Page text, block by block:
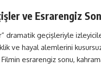
ve Esrarengiz Son
dramatik geçişleriyle
ve hayal alemlerini
esrarengiz sonu,